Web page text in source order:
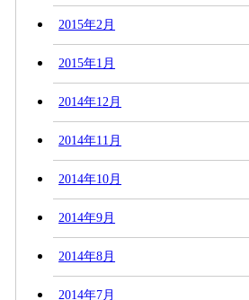
2015年2月
2015年1月
2014年12月
2014年11月
2014年10月
2014年9月
2014年8月
2014年7月